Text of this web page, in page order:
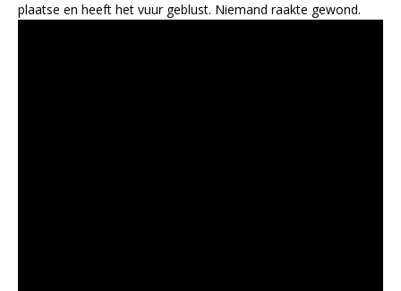
plaatse en heeft het vuur geblust. Niemand raakte gewond.